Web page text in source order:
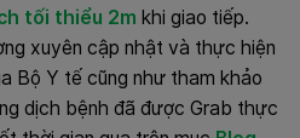
tối thiểu 2m khi giao tiếp.
xuyên cập nhật và thực hiện
Bộ Y tế cũng như tham khảo
dịch bệnh đã được Grab thực